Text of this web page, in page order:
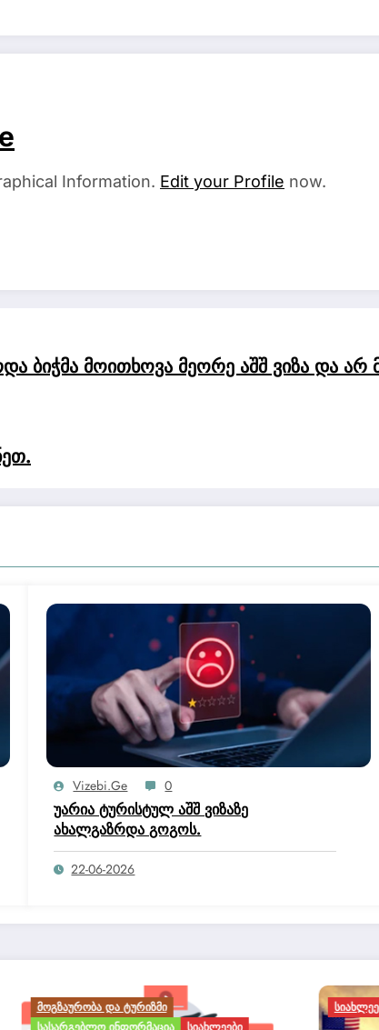
Information. Edit your Profile now.
ბიჭმა მოითხოვა მეორე აშშ ვიზა და არ
Vizebi.ge 0
უარია ტურისტულ აშშ ვიზაზე
ახალგაზრდა გოგოს.
22-06-2026
ᲓᲐ ᲢᲣᲠᲘᲖᲛᲘ
ᲡᲘᲐᲮᲚᲔᲔᲑᲘ